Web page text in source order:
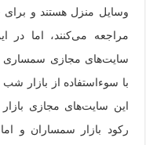
وسایل منزل هستند و
مراجعه می‌کنند، اما در
سایت‌های مجازی سمساری
با سوءاستفاده از بازار شب
این سایت‌های مجازی
رکود بازار سمساران و